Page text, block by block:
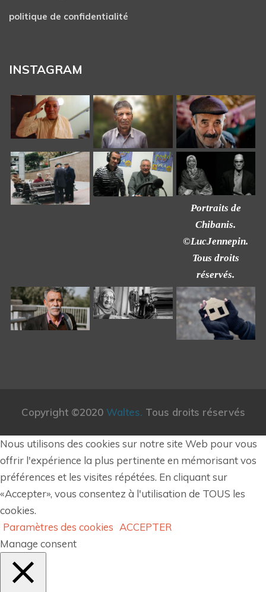
politique de confidentialité
INSTAGRAM
Portraits de
Chibanis.
©LucJennepin.
Tous droits
réservés.
Copyright ©2020 Waltes. Tous droits réservés
Nous utilisons des cookies sur notre site Web pour vous
offrir l'expérience la plus pertinente en mémorisant vos
préférences et les visites répétées. En cliquant sur
«Accepter», vous consentez à l'utilisation de TOUS les
cookies.
Paramètres des cookies ACCEPTER
Manage consent